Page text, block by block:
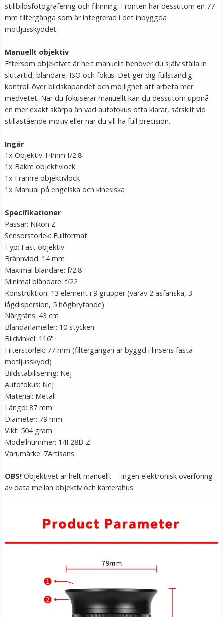
JJC Motljusskydd för Nikon Nikkor Z 24-120mm f/4 S &
Z 28-400mm f/4-8 VR
★★★★★
LÄGG I VARUKORG
Stor mobilväska med kortplats Guldfärgad
★
99 kr
139 kr
stillbildsfotografering och filmning. Fronten har dessutom en 77
mm filtergänga som är integrerad i det inbyggda
motljusskyddet.
Manuellt objektiv
Eftersom objektivet är helt manuellt behöver du själv ställa in
slutartid, bländare, ISO och fokus. Det ger dig fullständig
kontroll över bildskapandet och möjlighet att arbeta mer
medvetet. När du fokuserar manuellt kan du dessutom uppnå
en mer exakt skärpa än vad autofokus ofta klarar, särskilt vid
stillastående motiv eller när du vill ha full precision.
Ingår
1x Objektiv 14mm f/2.8
1x Bakre objektivlock
1x Främre objektivlock
1x Manual på engelska och kinesiska
Specifikationer
Passar: Nikon Z
Sensorstorlek: Fullformat
Typ: Fast objektiv
Brännvidd: 14 mm
Maximal bländare: f/2.8
Minimal bländare: f/22
Konstruktion: 13 element i 9 grupper (varav 2 asfäriska, 3
lågdispersion, 5 högbrytande)
Närgräns: 43 cm
Bländarlameller: 10 stycken
Bildvinkel: 116°
Filterstorlek: 77 mm (filtergängan är byggd i linsens fasta
motljusskydd)
Bildstabilisering: Nej
Autofokus: Nej
Material: Metall
Längd: 87 mm
Diameter: 79 mm
Vikt: 504 gram
Modellnummer: 14F28B-Z
Varumärke: 7Artisans
OBS! Objektivet är helt manuellt – ingen elektronisk överföring
av data mellan objektiv och kamerahus.